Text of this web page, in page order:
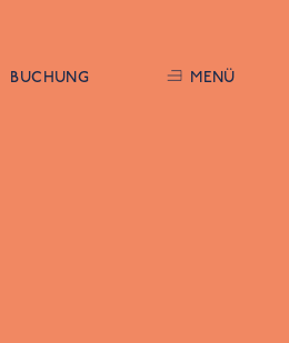
BUCHUNG MENÜ